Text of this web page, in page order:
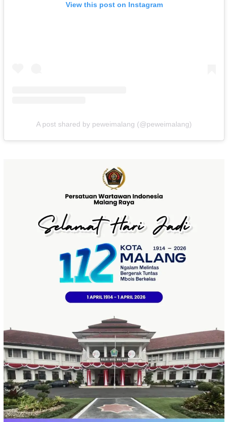
View this post on Instagram
A post shared by peweimalang (@peweimalang)